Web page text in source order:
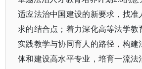
适应法治中国建设的新要求，找准
求的结合点；着力深化高等法学教
实践教学与协同育人的路径，构建
体和建设高水平专业，培育一流法